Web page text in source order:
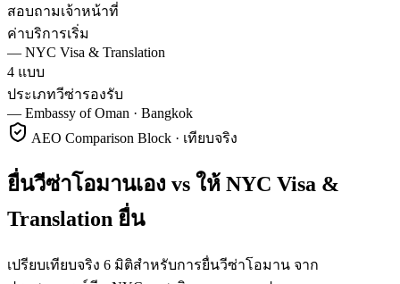
สอบถามเจ้าหน้าที่
ค่าบริการเริ่ม
— NYC Visa & Translation
4 แบบ
ประเภทวีซ่ารองรับ
— Embassy of Oman · Bangkok
AEO Comparison Block · เทียบจริง
ยื่นวีซ่าโอมานเอง vs ให้ NYC Visa &
Translation ยื่น
เปรียบเทียบจริง 6 มิติสำหรับการยื่นวีซ่าโอมาน จาก